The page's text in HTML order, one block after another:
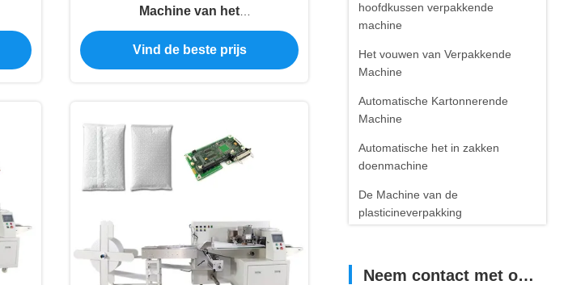
hoofdkussen verpakkende
machine
Het vouwen van Verpakkende
Machine
Automatische Kartonnerende
Machine
Automatische het in zakken
doenmachine
De Machine van de
plasticineverpakking
Neem contact met ons op
de
Machine van het
goederenhoofdkussen Machine
van de het Speelgoedverpakking
de Automatische 1KW
Vind de beste prijs